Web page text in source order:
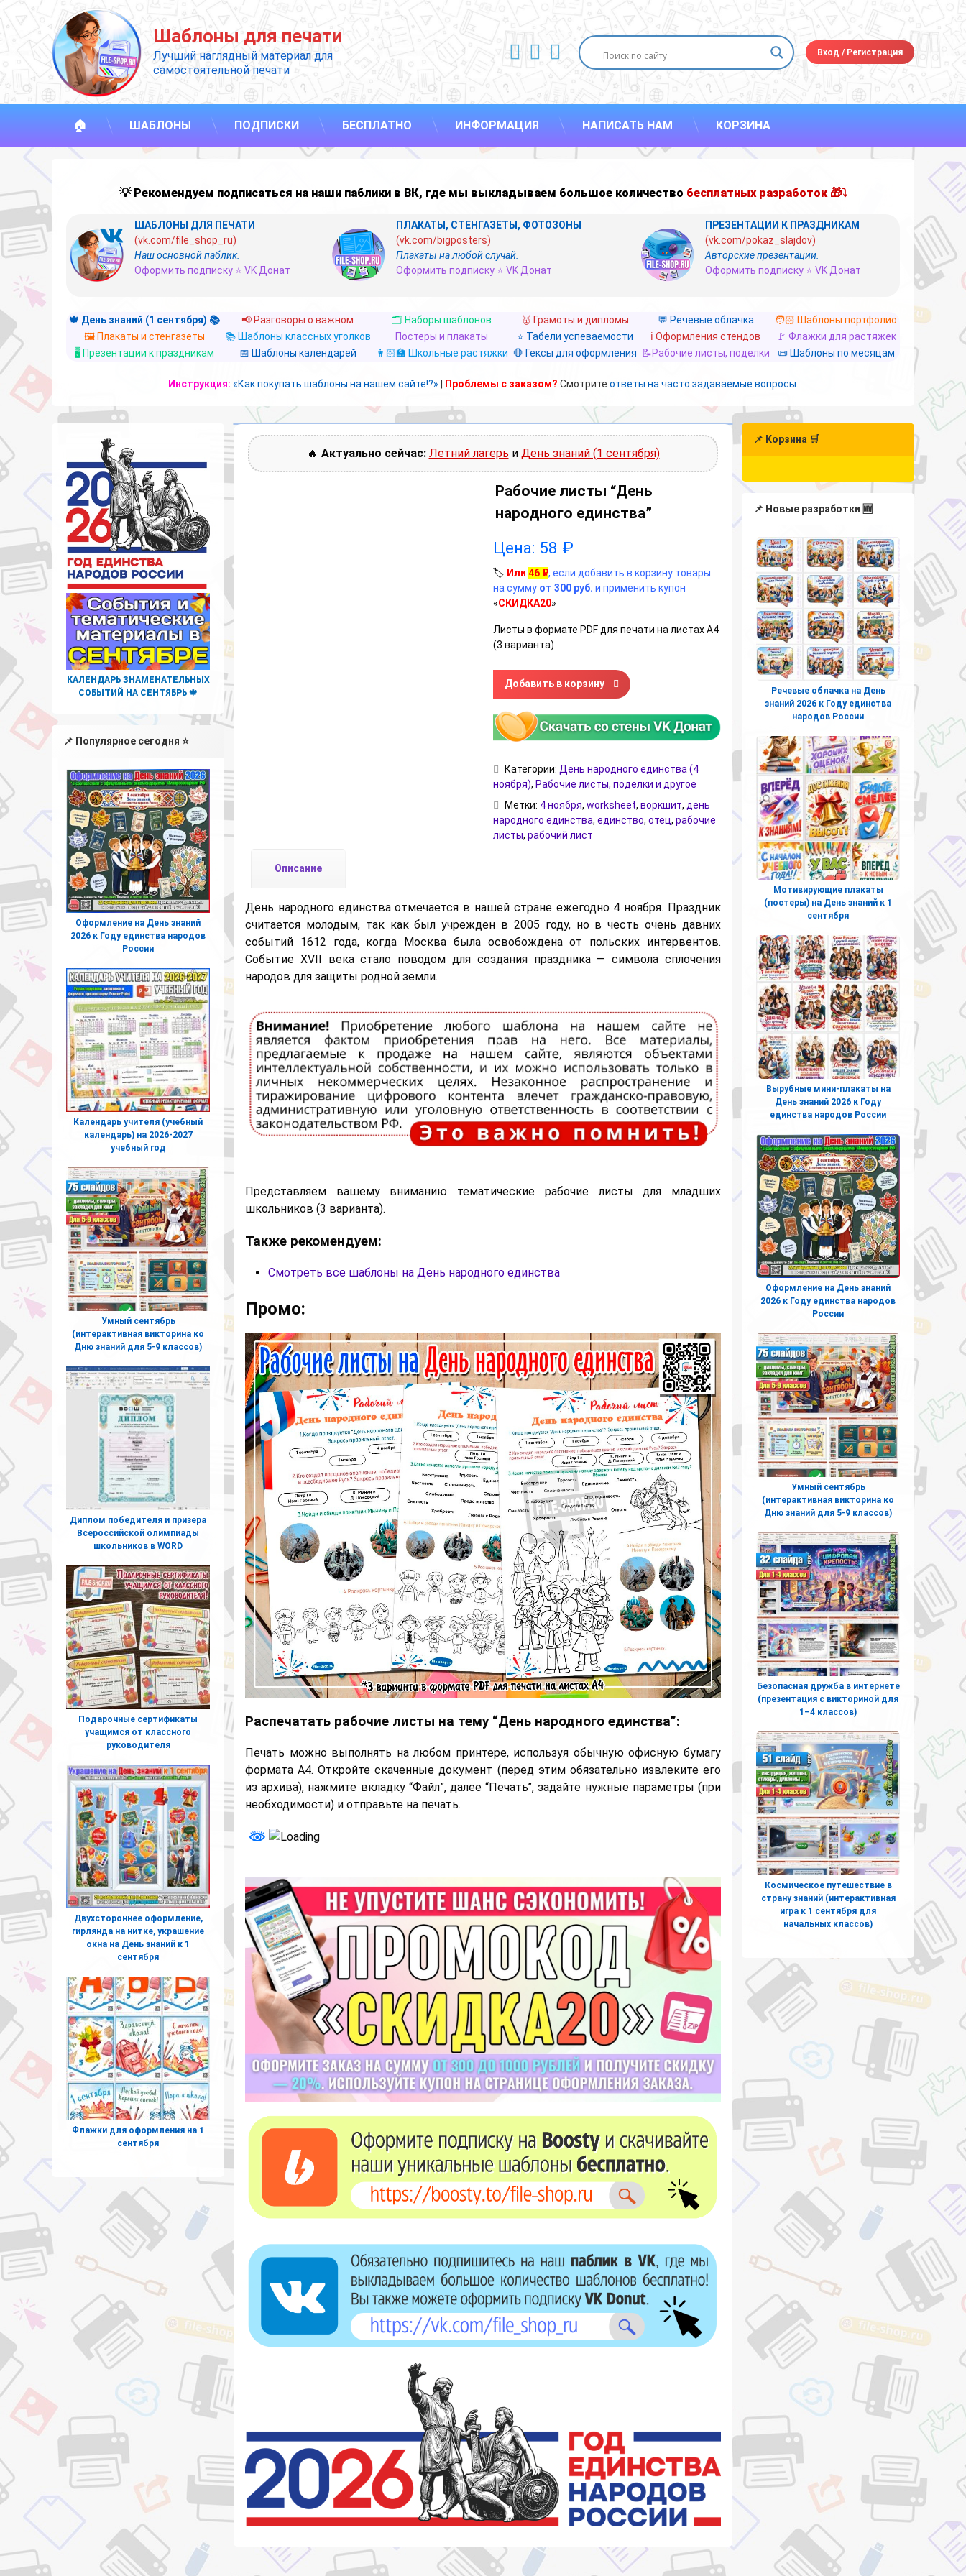
Перейти
к
содержимому
Шаблоны для печати
Лучший наглядный материал для
самостоятельной печати
ВКонтакте
YouTube
E-mail Вход /Регистрация
🏠 ШАБЛОНЫ ПОДПИСКИ БЕСПЛАТНО ИНФОРМАЦИЯ НАПИСАТЬ НАМ КОРЗИНА
💡 Рекомендуем подписаться на наши паблики в ВК, где мы выкладываем большое количество бесплатных разработок 🎁⤵
ШАБЛОНЫ ДЛЯ ПЕЧАТИ
(vk.com/file_shop_ru)
Наш основной паблик.
Оформить подписку ⭐ VK Донат
ПЛАКАТЫ, СТЕНГАЗЕТЫ, ФОТОЗОНЫ
(vk.com/bigposters)
Плакаты на любой случай.
Оформить подписку ⭐ VK Донат
ПРЕЗЕНТАЦИИ К ПРАЗДНИКАМ
(vk.com/pokaz_slajdov)
Авторские презентации.
Оформить подписку ⭐ VK Донат
🍁 День знаний (1 сентября) 📚 📢 Разговоры о важном 🗂️ Наборы шаблонов 🥇 Грамоты и дипломы 💬 Речевые облачка
🧑🏻 Шаблоны портфолио
🖼️ Плакаты и стенгазеты
📚 Шаблоны классных уголков Постеры и плакаты ⭐ Табели успеваемости ℹ️ Оформления стендов
🚩 Флажки для растяжек
🖥️ Презентации к праздникам
📅 Шаблоны календарей 👩🏻‍🏫 Школьные растяжки 🛑 Гексы для оформления 📝Рабочие листы, поделки 📜 Шаблоны по месяцам
Инструкция: «Как покупать шаблоны на нашем сайте!?» Проблемы с заказом? Смотрите ответы на часто задаваемые вопросы.
🔥 Актуально сейчас: Летний лагерь и День знаний (1 сентября)
Рабочие листы “День
народного единства”
Цена: 58 ₽
🏷️ Или 46 ₽, если добавить в корзину товары
на сумму от 300 руб. и применить купон
«СКИДКА20»
Листы в формате PDF для печати на листах А4
(3 варианта)
Количество товара Рабочие листы "День народного единства"
Добавить в корзину
Категории: День народного единства (4
ноября), Рабочие листы, поделки и другое
Метки: 4 ноября, worksheet, воркшит, день
народного единства, единство, отец, рабочие
листы, рабочий лист
Описание
День народного единства отмечается в нашей стране ежегодно 4 ноября. Праздник
считается молодым, так как был учрежден в 2005 году, но в честь очень давних
событий 1612 года, когда Москва была освобождена от польских интервентов.
Событие XVII века стало поводом для создания праздника — символа сплочения
народов для защиты родной земли.
Представляем вашему вниманию тематические рабочие листы для младших
школьников (3 варианта).
Также рекомендуем:
Смотреть все шаблоны на День народного единства
Промо:
Распечатать рабочие листы на тему “День народного единства”:
Печать можно выполнять на любом принтере, используя обычную офисную бумагу
формата А4. Откройте скаченные документ (перед этим обязательно извлеките его
из архива), нажмите вкладку “Файл”, далее “Печать”, задайте нужные параметры (при
необходимости) и отправьте на печать.
КАЛЕНДАРЬ ЗНАМЕНАТЕЛЬНЫХ
СОБЫТИЙ НА СЕНТЯБРЬ 🍁
📌 Популярное сегодня ⭐
Оформление на День знаний
2026 к Году единства народов
России
Календарь учителя (учебный
календарь) на 2026-2027
учебный год
Умный сентябрь
(интерактивная викторина ко
Дню знаний для 5-9 классов)
Диплом победителя и призера
Всероссийской олимпиады
школьников в WORD
Подарочные сертификаты
учащимся от классного
руководителя
Двухстороннее оформление,
гирлянда на нитке, украшение
окна на День знаний к 1
сентября
Флажки для оформления на 1
сентября
📌 Корзина 🛒
📌 Новые разработки 🆕
Речевые облачка на День
знаний 2026 к Году единства
народов России
Мотивирующие плакаты
(постеры) на День знаний к 1
сентября
Вырубные мини-плакаты на
День знаний 2026 к Году
единства народов России
Оформление на День знаний
2026 к Году единства народов
России
Умный сентябрь
(интерактивная викторина ко
Дню знаний для 5-9 классов)
Безопасная дружба в интернете
(презентация с викториной для
1–4 классов)
Космическое путешествие в
страну знаний (интерактивная
игра к 1 сентября для
начальных классов)